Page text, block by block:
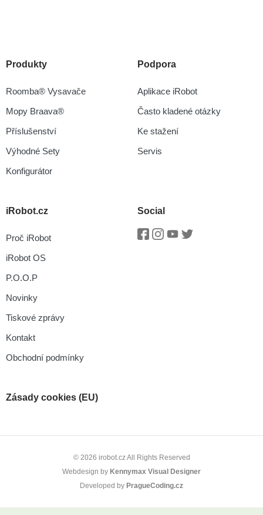
Produkty
Roomba® Vysavače
Mopy Braava®
Příslušenství
Výhodné Sety
Konfigurátor
Podpora
Aplikace iRobot
Často kladené otázky
Ke stažení
Servis
iRobot.cz
Proč iRobot
iRobot OS
P.O.O.P
Novinky
Tiskové zprávy
Kontakt
Obchodní podmínky
Social
Facebook
Instagram
Youtube
Zásady cookies (EU)
© 2026 irobot.cz All Rights Reserved
Webdesign by Kennymax Visual Designer
Developed by PragueCoding.cz